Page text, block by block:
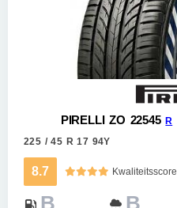
PIRELLI ZO 22545R
225 / 45 R 17 94Y
8.7 Kwaliteitsscore
B B